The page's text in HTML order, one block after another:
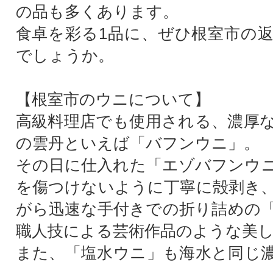
の品も多くあります。
食卓を彩る1品に、ぜひ根室市の
でしょうか。
【根室市のウニについて】
高級料理店でも使用される、濃厚
の雲丹といえば「バフンウニ」。
その日に仕入れた「エゾバフンウ
を傷つけないように丁寧に殻剥き
がら迅速な手付きでの折り詰めの
職人技による芸術作品のような美
また、「塩水ウニ」も海水と同じ